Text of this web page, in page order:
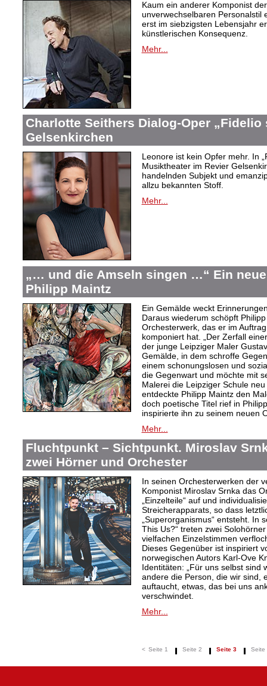
Kaum ein anderer Komponist
unverwechselbaren Personalstil
erst im siebzigsten Lebensjahr
künstlerischen Konsequenz.
Mehr...
Charlotte Seithers Dialog-Oper „Fidelio
Gelsenkirchen
Leonore ist kein Opfer mehr. In
Musiktheater im Revier
handelnden Subjekt und
allzu bekannten Stoff.
Mehr...
„… und die Amseln singen …“ Ein
Philipp Maintz
Ein Gemälde weckt
Daraus wiederum schöpft
Orchesterwerk, das er im
komponiert hat. „Der Zerfall
der junge Leipziger Maler
Gemälde, in dem schroffe
einem schonungslosen und
die Gegenwart und möchte mit
Malerei die Leipziger Schule
entdeckte Philipp Maintz den
doch poetische Titel rief in
inspirierte ihn zu seinem neuen
Mehr...
Fluchtpunkt – Sichtpunkt. Miroslav
zwei Hörner und Orchester
In seinen Orchesterwerken der
Komponist Miroslav Srnka das
„Einzelteile“ auf und
Streicherapparats, so dass
„Superorganismus“ entsteht. In
This Us?“ treten zwei
vielfachen Einzelstimmen
Dieses Gegenüber ist inspiriert
norwegischen Autors Karl-Ove
Identitäten: „Für uns selbst sind
andere die Person, die wir sind,
auftaucht, etwas, das bei uns
verschwindet.
Mehr...
< Seite 1 Seite 2 Seite 3 Seite